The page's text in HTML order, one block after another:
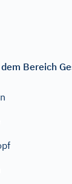
Bereich